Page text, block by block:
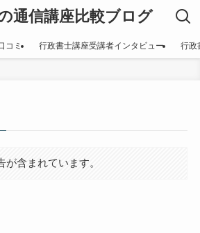
通信講座比較ブログ
コミ 行政書士講座受講者インタビュー 行政
が含まれています。